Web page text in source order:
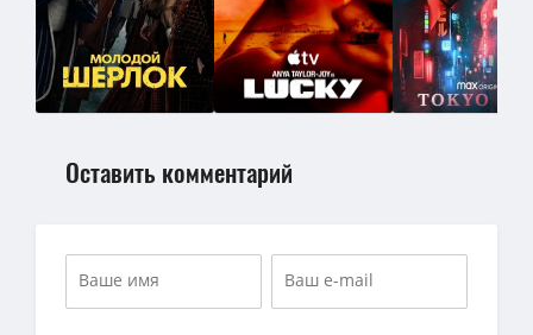
Оставить комментарий